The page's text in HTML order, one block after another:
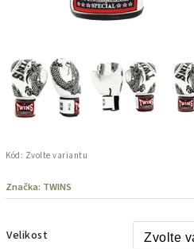
Kód: Zvolte variantu
Značka: TWINS
Velikost